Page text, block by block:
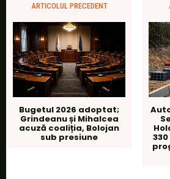
ARTICOLUL PRECEDENT
Bugetul 2026 adoptat;
Grindeanu și Mihalcea
acuză coaliția, Bolojan
sub presiune